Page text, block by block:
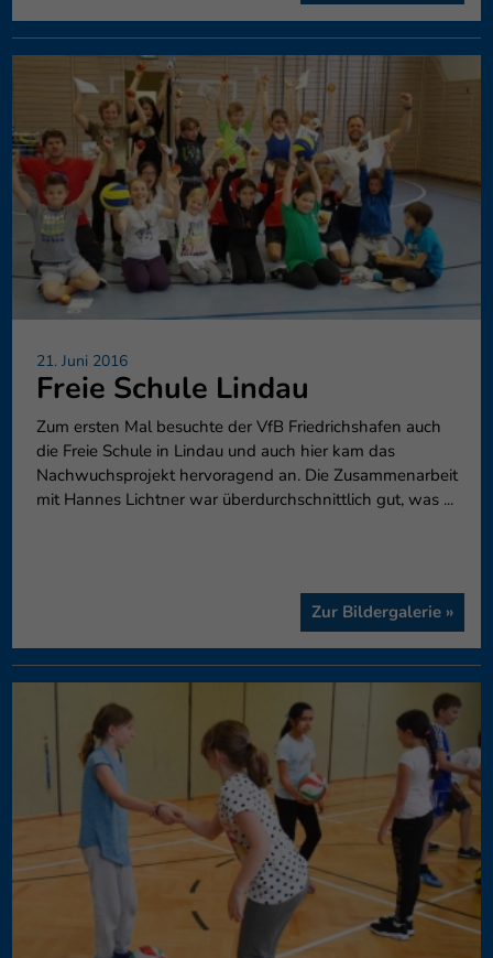
21. Juni 2016
Freie Schule Lindau
Zum ersten Mal besuchte der VfB Friedrichshafen auch
die Freie Schule in Lindau und auch hier kam das
Nachwuchsprojekt hervoragend an. Die Zusammenarbeit
mit Hannes Lichtner war überdurchschnittlich gut, was ...
Zur Bildergalerie »